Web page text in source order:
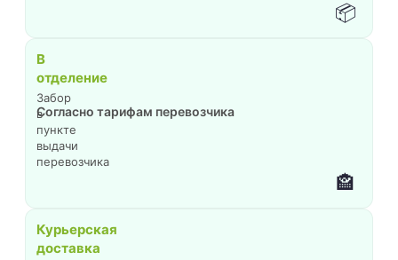
📦
🏤
В
отделение
Забор
в
пункте
выдачи
перевозчика
Согласно тарифам перевозчика
Курьерская
доставка